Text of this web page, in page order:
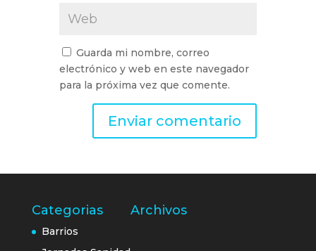
Guarda mi nombre, correo
electrónico y web en este navegador
para la próxima vez que comente.
Categorias
Barrios
Archivos